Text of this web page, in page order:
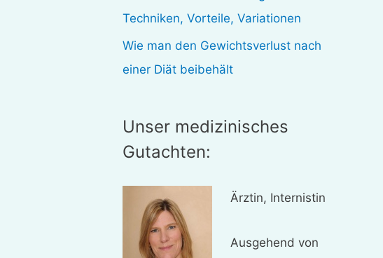
Techniken, Vorteile, Variationen
Wie man den Gewichtsverlust nach
einer Diät beibehält
Unser medizinisches
Gutachten:
Ärztin, Internistin
Ausgehend von